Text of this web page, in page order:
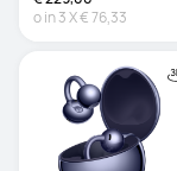
o in3X€ 76,33